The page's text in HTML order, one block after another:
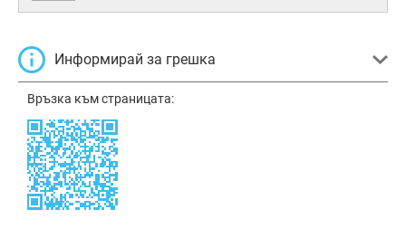
Информирай за грешка
Връзка към страницата: